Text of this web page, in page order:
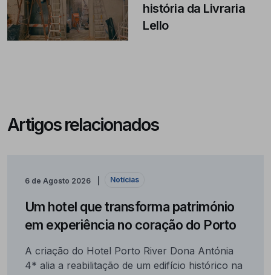
história da Livraria
Lello
Artigos relacionados
6 de Agosto 2026 Notícias
Um hotel que transforma património
em experiência no coração do Porto
A criação do Hotel Porto River Dona Antónia
4* alia a reabilitação de um edifício histórico na